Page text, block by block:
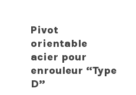
Pivot
orientable
acier pour
enrouleur “Type
D”